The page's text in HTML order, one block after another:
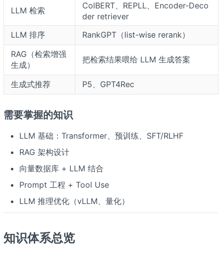
LLM 检索
ColBERT、REPLL、Encoder-Deco
der retriever
LLM 排序
RankGPT（list-wise rerank）
RAG（检索增强
生成）
把检索结果喂给 LLM 生成答案
生成式推荐 P5、GPT4Rec
需要掌握的知识
LLM 基础：Transformer、预训练、SFT/RLHF
RAG 架构设计
向量数据库 + LLM 结合
Prompt 工程 + Tool Use
LLM 推理优化（vLLM、量化）
知识体系总览